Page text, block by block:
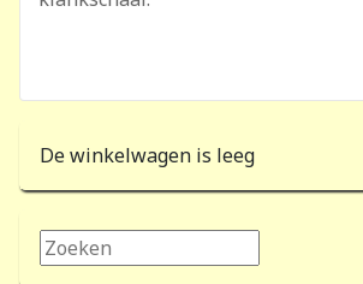
De winkelwagen is leeg
Zoeken...